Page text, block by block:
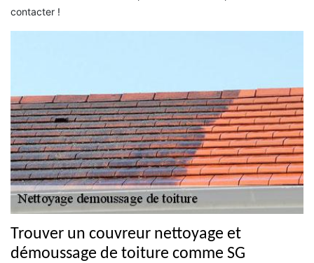
contacter !
Trouver un couvreur nettoyage et
démoussage de toiture comme SG